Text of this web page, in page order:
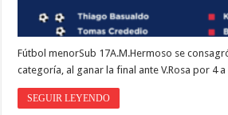
Fútbol menorSub 17A.M.Hermoso se
categoría, al ganar la final ante V.Rosa por 4 a
SEGUIR LEYENDO